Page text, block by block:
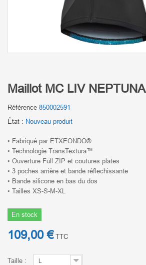
Maillot MC LIV NEPTUNA
Référence 850002591
État : Nouveau produit
• Fabriqué par ETXEONDO®
• Technologie TransTextura™
• Ouverture Full ZIP et coutures plates
• 3 poches arrière et bande réflechissante
• Bande silicone en bas du dos
• Tailles XS-S-M-XL
En stock
109,00 €TTC
Taille : L